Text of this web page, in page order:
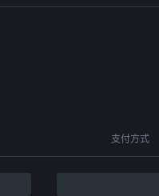
支付方式